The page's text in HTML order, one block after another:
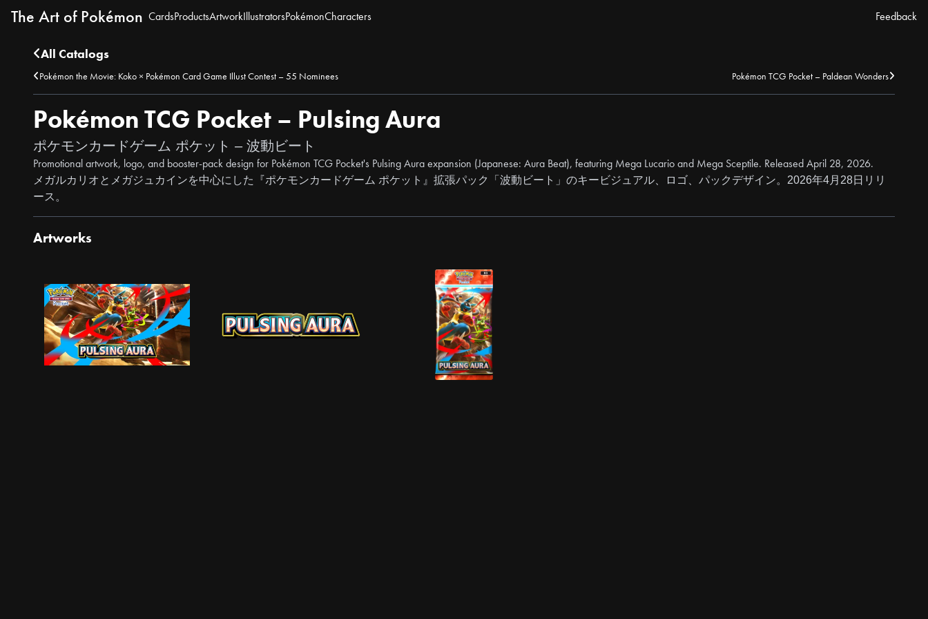
The Art of Pokémon CardsProductsArtworkIllustratorsPokémonCharacters Feedback
All Catalogs
Pokémon the Movie: Koko × Pokémon Card Game Illust Contest – 55 Nominees Pokémon TCG Pocket – Paldean Wonders
Pokémon TCG Pocket – Pulsing Aura
ポケモンカードゲーム ポケット – 波動ビート
Promotional artwork, logo, and booster-pack design for Pokémon TCG Pocket's Pulsing Aura expansion (Japanese: Aura Beat), featuring Mega Lucario and Mega Sceptile. Released April 28, 2026.
メガルカリオとメガジュカインを中心にした『ポケモンカードゲーム ポケット』拡張パック「波動ビート」のキービジュアル、ロゴ、パックデザイン。2026年4月28日リリ
ース。
Artworks